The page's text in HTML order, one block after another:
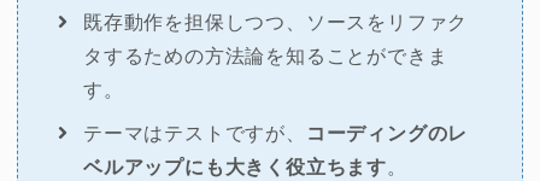
既存動作を担保しつつ、ソースをリファク
タするための方法論を知ることができま
す。
テーマはテストですが、 コーディングのレ
ベルアップにも大きく役立ちます。